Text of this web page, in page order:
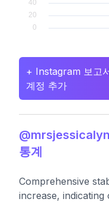
+ Instagram 보고
계정 추가
통계
Comprehensive
increase,